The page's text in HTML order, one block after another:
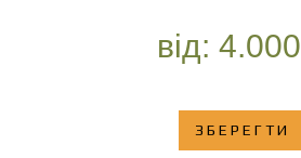
від: 4.000
ЗБЕРЕГТИ